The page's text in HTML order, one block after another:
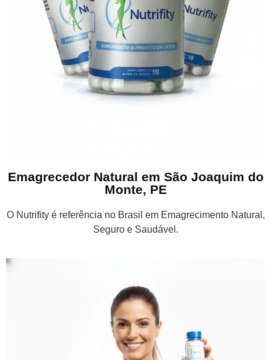
Emagrecedor Natural em São Joaquim do
Monte, PE
O Nutrifity é referência no Brasil em Emagrecimento Natural,
Seguro e Saudável.